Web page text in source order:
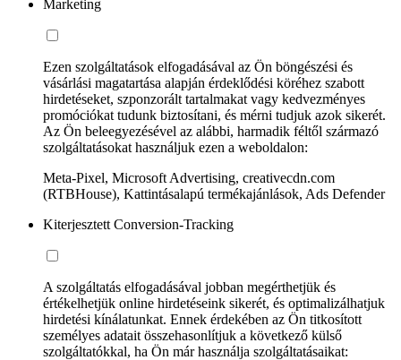
Marketing
Ezen szolgáltatások elfogadásával az Ön böngészési és
vásárlási magatartása alapján érdeklődési köréhez szabott
hirdetéseket, szponzorált tartalmakat vagy kedvezményes
promóciókat tudunk biztosítani, és mérni tudjuk azok sikerét.
Az Ön beleegyezésével az alábbi, harmadik féltől származó
szolgáltatásokat használjuk ezen a weboldalon:
Meta-Pixel, Microsoft Advertising, creativecdn.com
(RTBHouse), Kattintásalapú termékajánlások, Ads Defender
Kiterjesztett Conversion-Tracking
A szolgáltatás elfogadásával jobban megérthetjük és
értékelhetjük online hirdetéseink sikerét, és optimalizálhatjuk
hirdetési kínálatunkat. Ennek érdekében az Ön titkosított
személyes adatait összehasonlítjuk a következő külső
szolgáltatókkal, ha Ön már használja szolgáltatásaikat: